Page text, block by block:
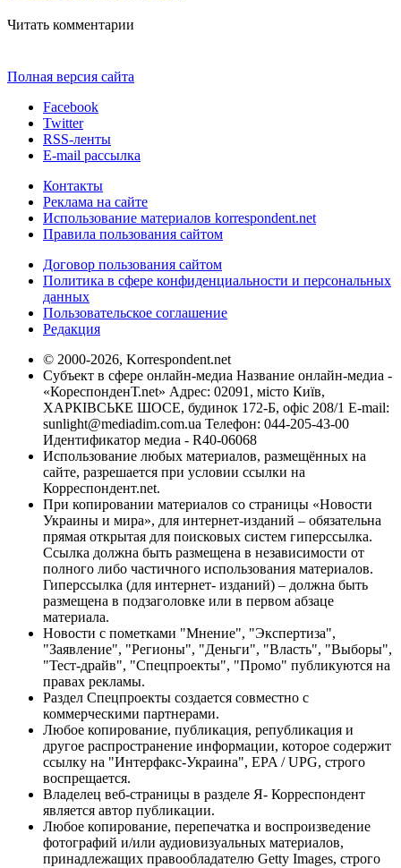
Читать комментарии
Полная версия сайта
Facebook
Twitter
RSS-ленты
E-mail рассылка
Контакты
Реклама на сайте
Использование материалов korrespondent.net
Правила пользования сайтом
Договор пользования сайтом
Политика в сфере конфиденциальности и персональных
данных
Пользовательское соглашение
Редакция
© 2000-2026, Korrespondent.net
Субъект в сфере онлайн-медиа Название онлайн-медиа -
«КореспонденТ.net» Адрес: 02091, місто Київ,
ХАРКІВСЬКЕ ШОСЕ, будинок 172-Б, офіс 208/1 E-mail:
sunlight@mediadim.com.ua Телефон: 044-205-43-00
Идентификатор медиа - R40-06068
Использование любых материалов, размещённых на
сайте, разрешается при условии ссылки на
Корреспондент.net.
При копировании материалов со страницы «Новости
Украины и мира», для интернет-изданий – обязательна
прямая открытая для поисковых систем гиперссылка.
Ссылка должна быть размещена в независимости от
полного либо частичного использования материалов.
Гиперссылка (для интернет- изданий) – должна быть
размещена в подзаголовке или в первом абзаце
материала.
Новости с пометками "Мнение", "Экспертиза",
"Заявление", "Регионы", "Деньги", "Власть", "Выборы",
"Тест-драйв", "Спецпроекты", "Промо" публикуются на
правах рекламы.
Раздел Спецпроекты создается совместно с
коммерческими партнерами.
Любое копирование, публикация, републикация и
другое распространение информации, которое содержит
ссылку на "Интерфакс-Украина", EPA / UPG, строго
воспрещается.
Владелец веб-страницы в разделе Я- Корреспондент
является автор публикации.
Любое копирование, перепечатка и воспроизведение
фотографий и/или аудиовизуальных материалов,
принадлежащих правообладателю Getty Images, строго